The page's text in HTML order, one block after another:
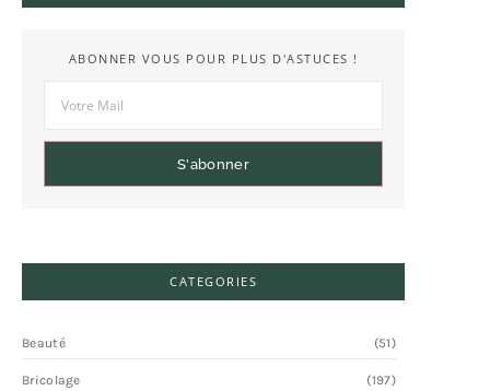
ABONNER VOUS POUR PLUS D'ASTUCES !
S'abonner
CATEGORIES
Beauté (51)
Bricolage (197)